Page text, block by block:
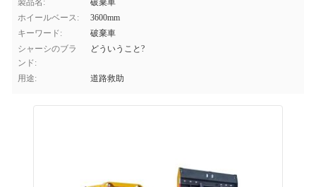
製品名:
破棄車
ホイールベース:
3600mm
キーワード:
破棄車
シャーシのブラ
ンド:
どういうこと?
用途: 道路救助